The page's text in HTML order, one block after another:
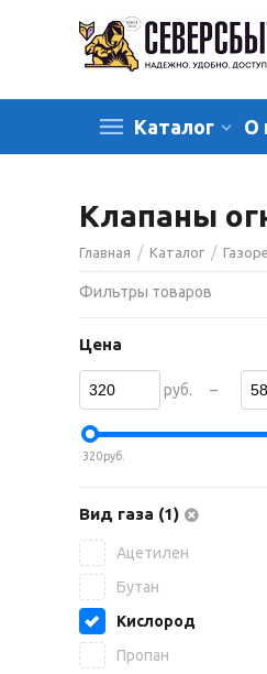
Каталог О
Клапаны
Главная / Каталог /
Фильтры товаров
Цена
руб. –
320руб.
Вид газа (1)
Ацетилен
Бутан
Кислород
Пропан